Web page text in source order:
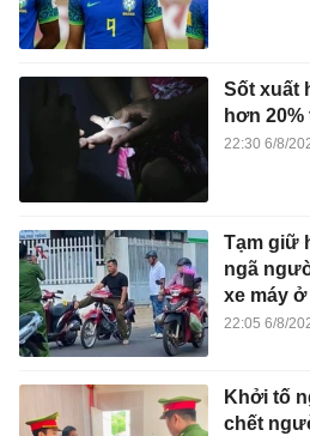
Sốt xuất
hơn
22:30 6/8/
Tạm giữ
ngã
xe máy
22:05 6/8/
Khởi tố
chết